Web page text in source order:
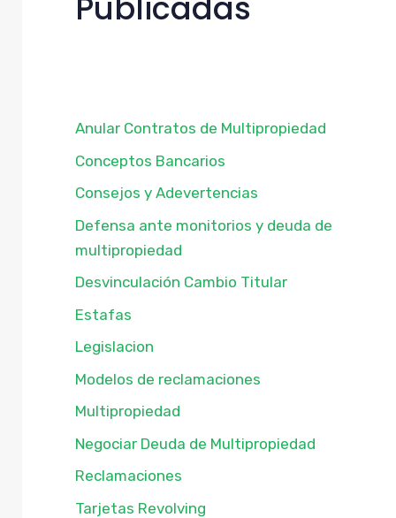
Anular Contratos de Multipropiedad
Conceptos Bancarios
Consejos y Adevertencias
Defensa ante monitorios y deuda de
multipropiedad
Desvinculación Cambio Titular
Estafas
Legislacion
Modelos de reclamaciones
Multipropiedad
Negociar Deuda de Multipropiedad
Reclamaciones
Tarjetas Revolving